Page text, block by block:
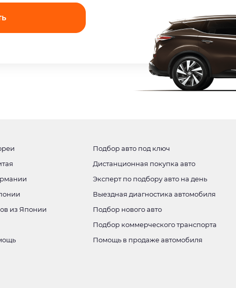
из Японии
Подбор авто под ключ
Дистанционная покупка авто
Эксперт по подбору авто на день
Выездная диагностика автомобиля
Подбор нового авто
Подбор коммерческого транспорта
Помощь в продаже автомобиля